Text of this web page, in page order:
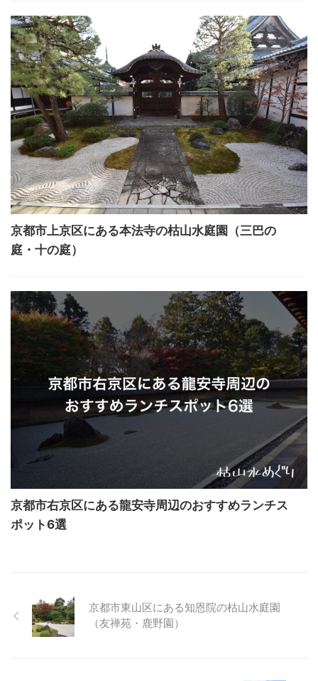
京都市上京区にある本法寺の枯山水庭園（三巴の
庭・十の庭）
京都市右京区にある龍安寺周辺のおすすめランチス
ポット6選
京都市東山区にある知恩院の枯山水庭園
（友禅苑・鹿野園）